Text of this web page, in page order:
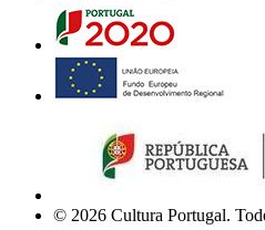
© 2026 Cultura Portugal.